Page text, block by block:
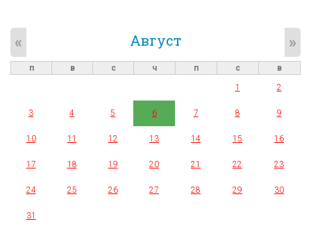
Август
« »
п в с ч п с
в
1
2
3 4 5 6 7 8 9
10 11 12 13 14 15 16
17 18 19 20 21 22 23
24 25 26 27 28 29 30
31